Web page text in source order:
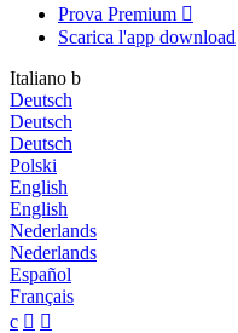
Prova Premium 
Scarica l'app download
Italiano b
Deutsch
Deutsch
Deutsch
Polski
English
English
Nederlands
Nederlands
Español
Français
c  